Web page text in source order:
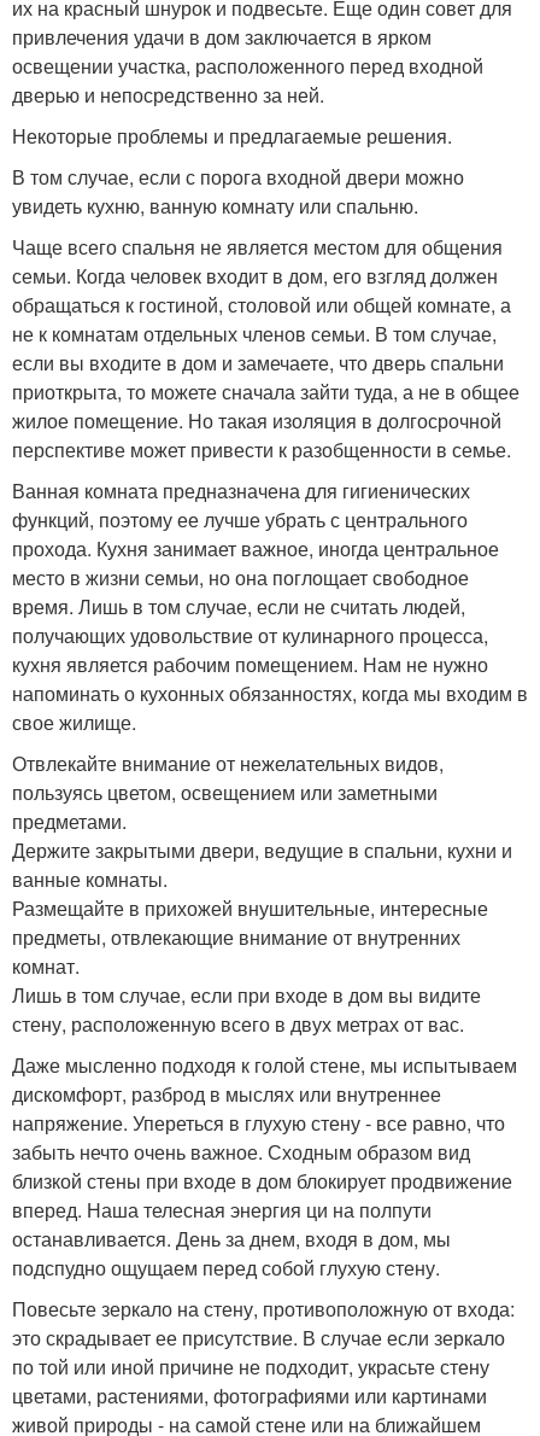
их на красный шнурок и подвесьте. Еще один совет для
привлечения удачи в дом заключается в ярком
освещении участка, расположенного перед входной
дверью и непосредственно за ней.
Некоторые проблемы и предлагаемые решения.
В том случае, если с порога входной двери можно
увидеть кухню, ванную комнату или спальню.
Чаще всего спальня не является местом для общения
семьи. Когда человек входит в дом, его взгляд должен
обращаться к гостиной, столовой или общей комнате, а
не к комнатам отдельных членов семьи. В том случае,
если вы входите в дом и замечаете, что дверь спальни
приоткрыта, то можете сначала зайти туда, а не в общее
жилое помещение. Но такая изоляция в долгосрочной
перспективе может привести к разобщенности в семье.
Ванная комната предназначена для гигиенических
функций, поэтому ее лучше убрать с центрального
прохода. Кухня занимает важное, иногда центральное
место в жизни семьи, но она поглощает свободное
время. Лишь в том случае, если не считать людей,
получающих удовольствие от кулинарного процесса,
кухня является рабочим помещением. Нам не нужно
напоминать о кухонных обязанностях, когда мы входим в
свое жилище.
Отвлекайте внимание от нежелательных видов,
пользуясь цветом, освещением или заметными
предметами.
Держите закрытыми двери, ведущие в спальни, кухни и
ванные комнаты.
Размещайте в прихожей внушительные, интересные
предметы, отвлекающие внимание от внутренних
комнат.
Лишь в том случае, если при входе в дом вы видите
стену, расположенную всего в двух метрах от вас.
Даже мысленно подходя к голой стене, мы испытываем
дискомфорт, разброд в мыслях или внутреннее
напряжение. Упереться в глухую стену - все равно, что
забыть нечто очень важное. Сходным образом вид
близкой стены при входе в дом блокирует продвижение
вперед. Наша телесная энергия ци на полпути
останавливается. День за днем, входя в дом, мы
подспудно ощущаем перед собой глухую стену.
Повесьте зеркало на стену, противоположную от входа:
это скрадывает ее присутствие. В случае если зеркало
по той или иной причине не подходит, украсьте стену
цветами, растениями, фотографиями или картинами
живой природы - на самой стене или на ближайшем